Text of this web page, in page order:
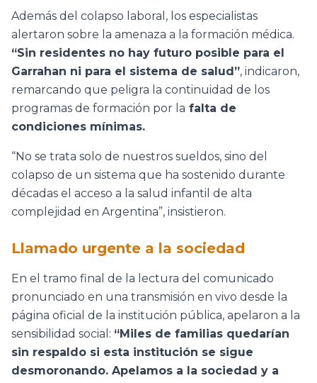
Además del colapso laboral, los especialistas
alertaron sobre la amenaza a la formación médica.
“Sin residentes no hay futuro posible para el
Garrahan ni para el sistema de salud”, indicaron,
remarcando que peligra la continuidad de los
programas de formación por la falta de
condiciones mínimas.
“No se trata solo de nuestros sueldos, sino del
colapso de un sistema que ha sostenido durante
décadas el acceso a la salud infantil de alta
complejidad en Argentina”, insistieron.
Llamado urgente a la sociedad
En el tramo final de la lectura del comunicado
pronunciado en una transmisión en vivo desde la
página oficial de la institución pública, apelaron a la
sensibilidad social: “Miles de familias quedarían
sin respaldo si esta institución se sigue
desmoronando. Apelamos a la sociedad y a